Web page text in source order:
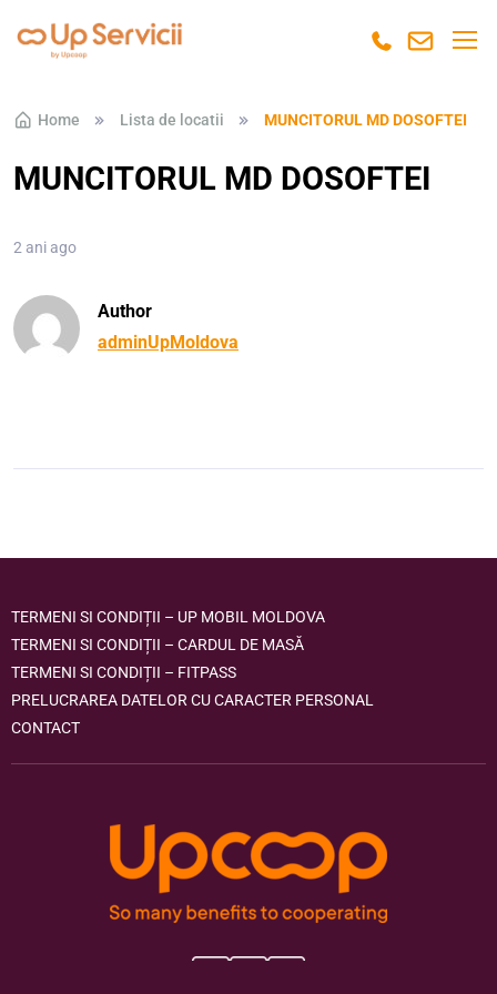
Skip to navigation
Skip to content
Home Lista de locatii MUNCITORUL MD DOSOFTEI
MUNCITORUL MD DOSOFTEI
2 ani ago
Author
adminUpMoldova
TERMENI SI CONDIȚII – UP MOBIL MOLDOVA
TERMENI SI CONDIȚII – CARDUL DE MASĂ
TERMENI SI CONDIȚII – FITPASS
PRELUCRAREA DATELOR CU CARACTER PERSONAL
CONTACT